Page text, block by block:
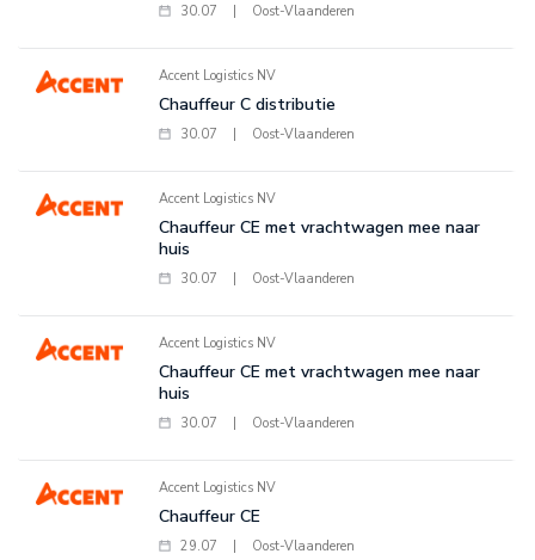
30.07 Oost-Vlaanderen
Accent Logistics NV
Chauffeur C distributie
30.07 Oost-Vlaanderen
Accent Logistics NV
Chauffeur CE met vrachtwagen mee naar
huis
30.07 Oost-Vlaanderen
Accent Logistics NV
Chauffeur CE met vrachtwagen mee naar
huis
30.07 Oost-Vlaanderen
Accent Logistics NV
Chauffeur CE
29.07 Oost-Vlaanderen